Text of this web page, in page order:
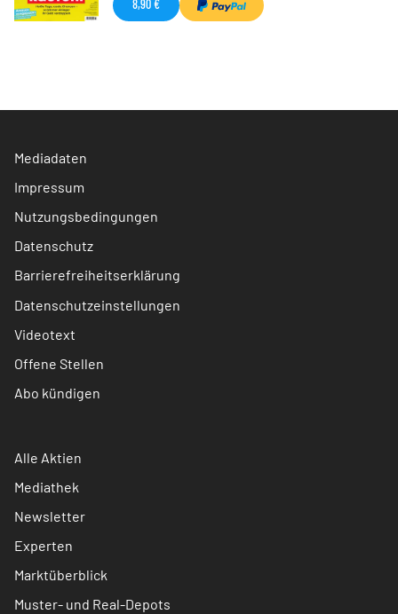
8,90 €
Mediadaten
Impressum
Nutzungsbedingungen
Datenschutz
Barrierefreiheitserklärung
Datenschutzeinstellungen
Videotext
Offene Stellen
Abo kündigen
Alle Aktien
Mediathek
Newsletter
Experten
Marktüberblick
Muster- und Real-Depots